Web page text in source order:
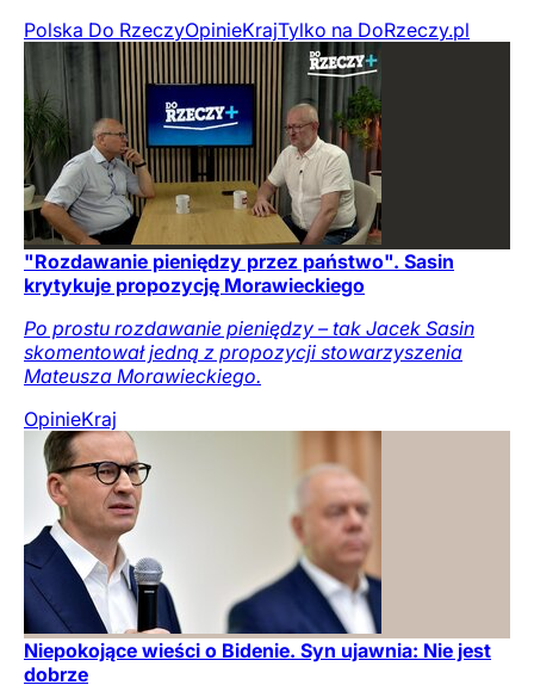
Polska Do RzeczyOpinieKrajTylko na DoRzeczy.pl
"Rozdawanie pieniędzy przez państwo". Sasin
krytykuje propozycję Morawieckiego
Po prostu rozdawanie pieniędzy – tak Jacek Sasin
skomentował jedną z propozycji stowarzyszenia
Mateusza Morawieckiego.
OpinieKraj
Niepokojące wieści o Bidenie. Syn ujawnia: Nie jest
dobrze